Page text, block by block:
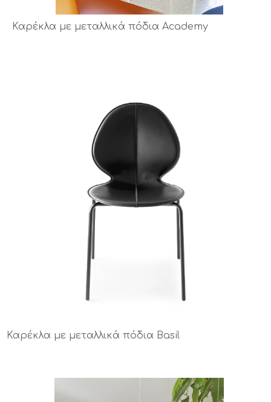
Καρέκλα με μεταλλικά πόδια Academy
Καρέκλα με μεταλλικά πόδια Basil